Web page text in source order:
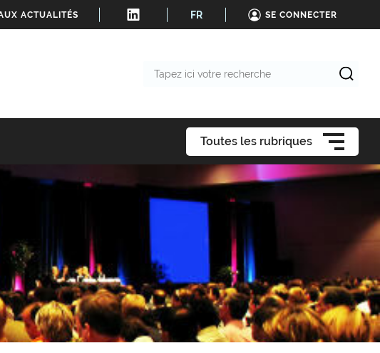
ACTUALITÉS FR SE CONNECTER
Toutes les rubriques